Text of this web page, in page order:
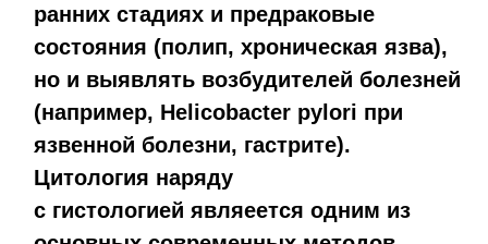
ранних стадиях и предраковые
состояния (полип, хроническая язва),
но и выявлять возбудителей болезней
(например, Helicobacter pylori при
язвенной болезни, гастрите).
Цитология наряду
с гистологией являеется одним из